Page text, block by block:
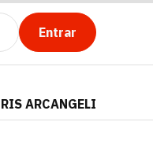
Entrar
ARCANGELI